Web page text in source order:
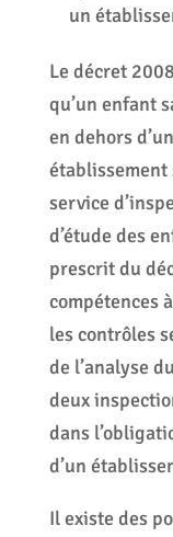
un
Le décret 2008
qu’un enfant
en dehors
établissement
service
d’étude des
prescrit du
compétences
les contrôles
de l’analyse
deux
dans
d’un
Il existe des